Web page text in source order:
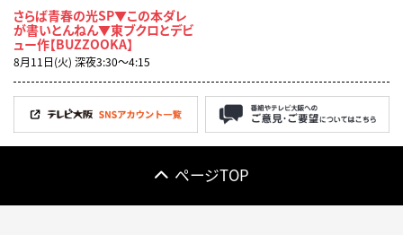
さらば青春の光SP▼この本ダレ
が書いとんねん▼東ブクロとデビ
ュー作【BUZZOOKA】
8月11日(火) 深夜3:30〜4:15
ページTOP